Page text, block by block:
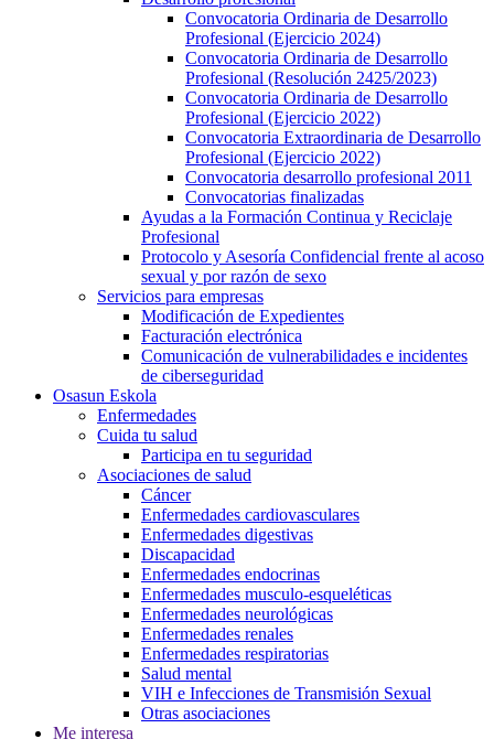
Convocatoria Ordinaria de Desarrollo
Profesional (Ejercicio 2024)
Convocatoria Ordinaria de Desarrollo
Profesional (Resolución 2425/2023)
Convocatoria Ordinaria de Desarrollo
Profesional (Ejercicio 2022)
Convocatoria Extraordinaria de Desarrollo
Profesional (Ejercicio 2022)
Convocatoria desarrollo profesional 2011
Convocatorias finalizadas
Ayudas a la Formación Continua y Reciclaje
Profesional
Protocolo y Asesoría Confidencial frente al acoso
sexual y por razón de sexo
Servicios para empresas
Modificación de Expedientes
Facturación electrónica
Comunicación de vulnerabilidades e incidentes
de ciberseguridad
Osasun Eskola
Enfermedades
Cuida tu salud
Participa en tu seguridad
Asociaciones de salud
Cáncer
Enfermedades cardiovasculares
Enfermedades digestivas
Discapacidad
Enfermedades endocrinas
Enfermedades musculo-esqueléticas
Enfermedades neurológicas
Enfermedades renales
Enfermedades respiratorias
Salud mental
VIH e Infecciones de Transmisión Sexual
Otras asociaciones
Me interesa